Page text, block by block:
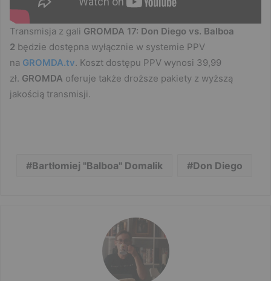
Transmisja z gali GROMDA 17: Don Diego vs. Balboa
2 będzie dostępna wyłącznie w systemie PPV
na GROMDA.tv. Koszt dostępu PPV wynosi 39,99
zł. GROMDA oferuje także droższe pakiety z wyższą
jakością transmisji.
Bartłomiej "Balboa" Domalik Don Diego